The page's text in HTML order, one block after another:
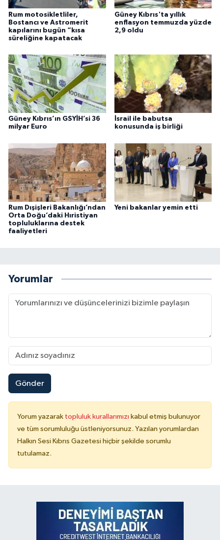
Rum motosikletliler,
Bostancı ve Astromerit
kapılarını bugün “kısa
süreliğine kapatacak
Güney Kıbrıs'ta yıllık
enflasyon temmuzda yüzde
2,9 oldu
Güney Kıbrıs’ın GSYİH’si 36
milyar Euro
İsrail ile babutsa
konusunda iş birliği
Rum Dışişleri Bakanlığı’ndan
Orta Doğu’daki Hıristiyan
topluluklarına destek
faaliyetleri
Yeni bakanlar yemin etti
Yorumlar
Gönder
Yorum yazarak topluluk kurallarımızı kabul etmiş bulunuyor
ve tüm sorumluluğu üstleniyorsunuz. Yazılan yorumlardan
Halkın Sesi Kıbrıs Gazetesi hiçbir şekilde sorumlu
tutulamaz.